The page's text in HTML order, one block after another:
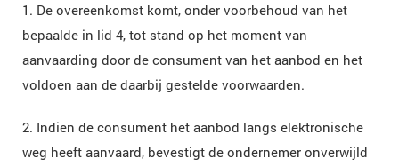
1. De overeenkomst komt, onder voorbehoud van het
bepaalde in lid 4, tot stand op het moment van
aanvaarding door de consument van het aanbod en het
voldoen aan de daarbij gestelde voorwaarden.
2. Indien de consument het aanbod langs elektronische
weg heeft aanvaard, bevestigt de ondernemer onverwijld